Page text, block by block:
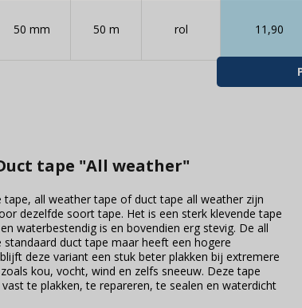
50 mm 50 m rol 11,90
tape "All weather"
tape, all weather tape of duct tape all weather zijn
dezelfde soort tape. Het is een sterk klevende tape
waterbestendig is en bovendien erg stevig. De all
duct tape maar heeft een hogere
deze variant een stuk beter plakken bij extremere
kou, vocht, wind en zelfs sneeuw. Deze tape
te plakken, te repareren, te sealen en waterdicht